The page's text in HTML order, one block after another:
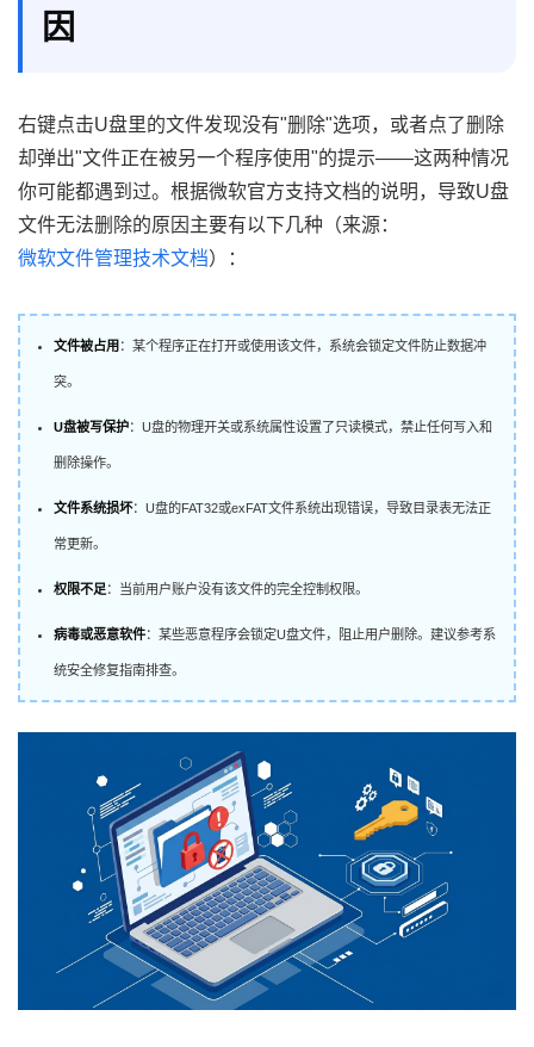
因
右键点击U盘里的文件发现没有"删除"选项，或者点了删除
却弹出"文件正在被另一个程序使用"的提示——这两种情况
你可能都遇到过。根据微软官方支持文档的说明，导致U盘
文件无法删除的原因主要有以下几种（来源：
微软文件管理技术文档）：
文件被占用 ：某个程序正在打开或使用该文件，系统会锁定文件防止数据冲
突。
U盘被写保护：U盘的物理开关或系统属性设置了只读模式，禁止任何写入和
删除操作。
文件系统损坏：U盘的FAT32或exFAT文件系统出现错误，导致目录表无法正
常更新。
权限不足：当前用户账户没有该文件的完全控制权限。
病毒或恶意软件：某些恶意程序会锁定U盘文件，阻止用户删除。建议参考系
统安全修复指南排查。